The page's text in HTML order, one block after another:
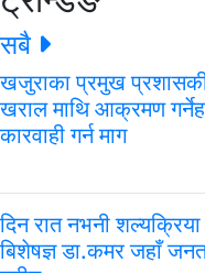
सबै
खजुराका प्रमुख
खराल माथि आक्रमण
कारवाही गर्न माग
दिन रात नभनी शल्यक्रिया
बिशेषज्ञ डा.कमर जहाँ